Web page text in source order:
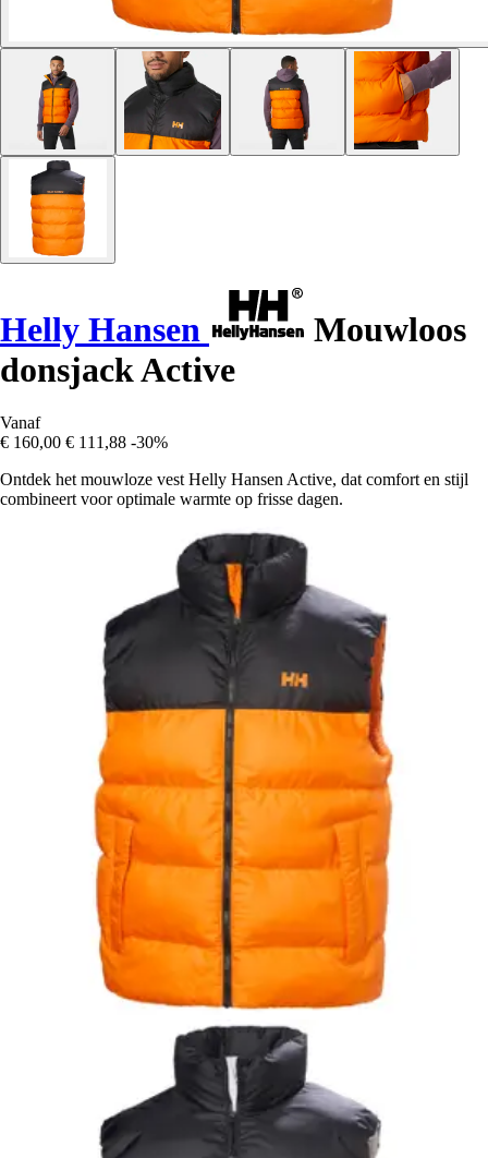
Helly Hansen
Mouwloos
donsjack Active
Vanaf
€ 160,00 € 111,88 -30%
Ontdek het mouwloze vest Helly Hansen Active, dat comfort en stijl
combineert voor optimale warmte op frisse dagen.